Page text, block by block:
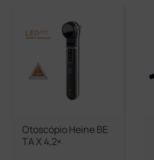
Otoscópio Heine BE
TA X 4,2×